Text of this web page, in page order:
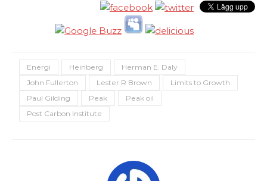
Energi Heinberg
Herman E. Daly
John Fullerton
Lester R Brown
Limits to Growth
Paul Gilding
Peak
Peak oil
Post Carbon Institute